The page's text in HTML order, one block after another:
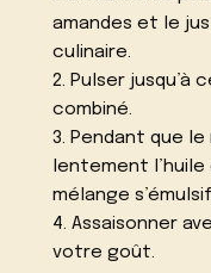
amandes et le
culinaire.
2. Pulser jusqu’à
combiné.
3. Pendant que
lentement l’huile
mélange
4. Assaisonner
votre goût.